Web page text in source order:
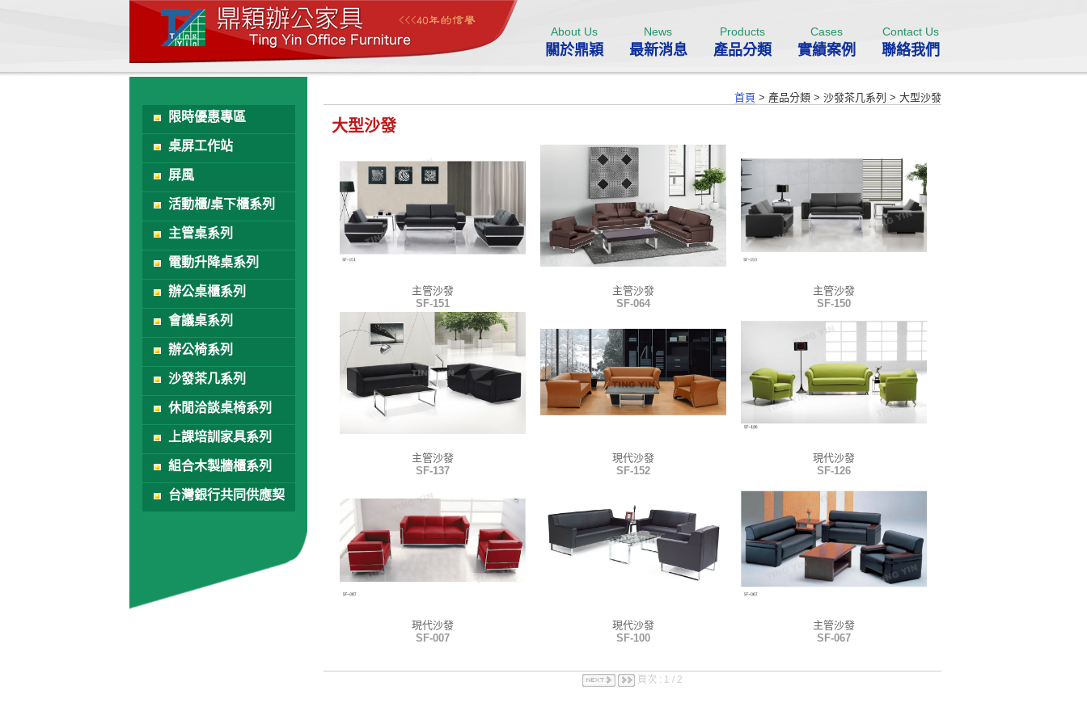
About Us
關於鼎穎
News
最新消息
Products
產品分類
Cases
實績案例
Contact Us
聯絡我們
限時優惠專區
桌屏工作站
屏風
活動櫃/桌下櫃系列
主管桌系列
電動升降桌系列
辦公桌櫃系列
會議桌系列
辦公椅系列
沙發茶几系列
休閒洽談桌椅系列
上課培訓家具系列
組合木製牆櫃系列
台灣銀行共同供應契
首頁 > 產品分類 > 沙發茶几系列 > 大型沙發
大型沙發
主管沙發
SF-151
主管沙發
SF-064
主管沙發
SF-150
主管沙發
SF-137
現代沙發
SF-152
現代沙發
SF-126
現代沙發
SF-007
現代沙發
SF-100
主管沙發
SF-067
頁次 : 1 / 2